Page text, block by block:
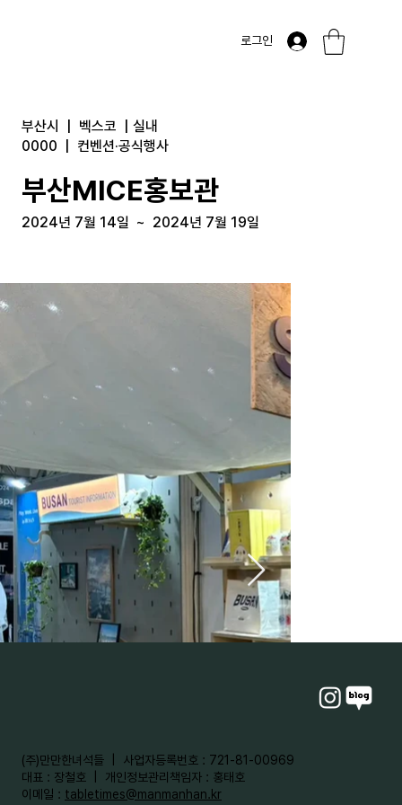
로그인
부산시 벡스코
실내
0000
컨벤션·공식행사
부산MICE홍보관
2024년 7월 14일 ~ 2024년 7월 19일
​(주)만만한녀석들 | 사업자등록번호 : 721-81-00969
대표 : 장철호 | 개인정보관리책임자 : 홍태호
이메일 : tabletimes@manmanhan.kr